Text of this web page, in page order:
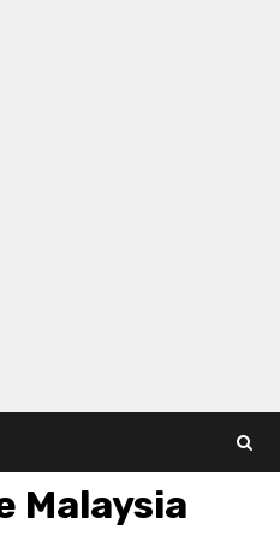
Malaysia